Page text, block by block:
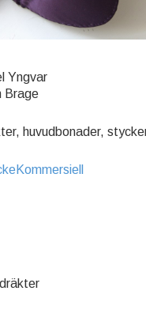
Yngvar
Brage
huvudbonader,